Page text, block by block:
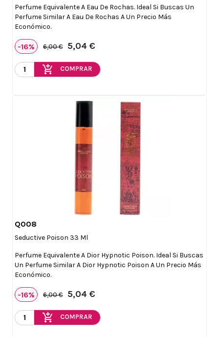
Perfume Equivalente A Eau De Rochas. Ideal Si Buscas Un
Perfume Similar A Eau De Rochas A Un Precio Más
Económico.
-16% 6,00 € 5,04 €
add_shopping_cart COMPRAR
Q008
Seductive Poison 33 Ml
Perfume Equivalente A Dior Hypnotic Poison. Ideal Si Buscas
Un Perfume Similar A Dior Hypnotic Poison A Un Precio Más
Económico.
-16% 6,00 € 5,04 €
add_shopping_cart COMPRAR